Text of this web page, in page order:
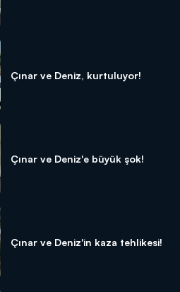
Çınar ve Deniz, kurtuluyor!
Çınar ve Deniz'e büyük şok!
Çınar ve Deniz'in kaza tehlikesi!